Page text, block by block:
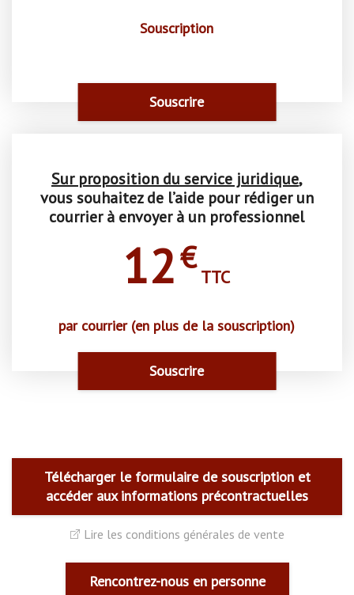
Souscription
Souscrire
Sur proposition du service juridique,
vous souhaitez de l’aide pour rédiger un
courrier à envoyer à un professionnel
12€
TTC
par courrier (en plus de la souscription)
Souscrire
Télécharger le formulaire de souscription et
accéder aux informations précontractuelles
Lire les conditions générales de vente
Rencontrez-nous en personne